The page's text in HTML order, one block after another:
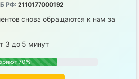
РФ: 2110177000192
снова обращаются к нам за
3 до 5 минут
70%